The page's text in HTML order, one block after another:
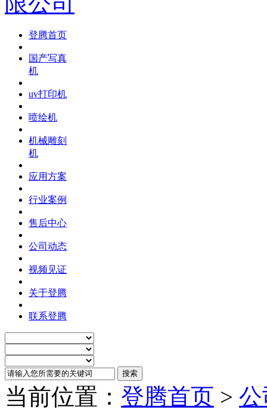
登腾首页
国产写真
机
uv打印机
喷绘机
机械雕刻
机
应用方案
行业案例
售后中心
公司动态
视频见证
关于登腾
联系登腾
当前位置： 登腾首页 >